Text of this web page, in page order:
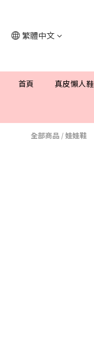
繁體中文
首頁 真皮懶人鞋
全部商品 / 娃娃鞋